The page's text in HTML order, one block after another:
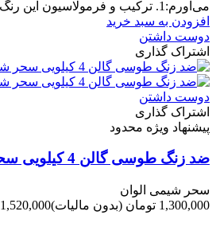
می‌آورم:1. ترکیب و فرمولاسیون این رنگ از...
افزودن به سبد خرید
دوست داشتن
اشتراک گذاری
دوست داشتن
اشتراک گذاری
پیشنهاد ویژه محدود
ضد زنگ طوسی گالن 4 کیلویی سحر شیمی الوان
سحر شیمی الوان
1,300,000 تومان
(بدون مالیات)1,520,000 تومان